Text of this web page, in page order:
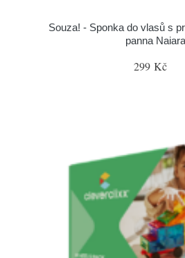
Souza! - Sponka do vlasů s
panna Naiara
299 Kč